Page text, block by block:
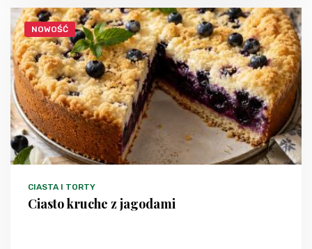
NOWOŚĆ
CIASTA I TORTY
Ciasto kruche z jagodami